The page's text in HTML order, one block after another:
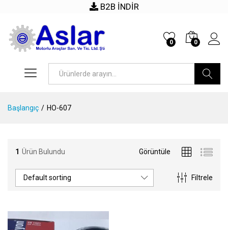
B2B İNDİR
0 0
Başlangıç / HO-607
1 Ürün Bulundu Görüntüle
Filtrele
Default sorting